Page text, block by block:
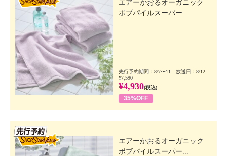
エアーかおるオーガニック
ボブパイルスーパー...
先行予約期間：8/7〜11 放送日：8/12
¥7,590
¥4,930(税込)
35%OFF
エアーかおるオーガニック
ボブパイルスーパー...